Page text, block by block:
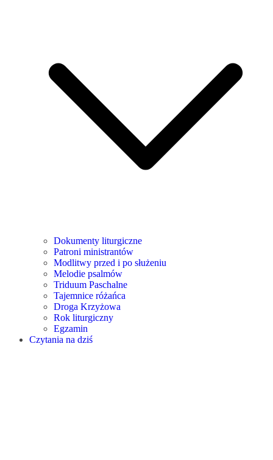
Dokumenty liturgiczne
Patroni ministrantów
Modlitwy przed i po służeniu
Melodie psalmów
Triduum Paschalne
Tajemnice różańca
Droga Krzyżowa
Rok liturgiczny
Egzamin
Czytania na dziś